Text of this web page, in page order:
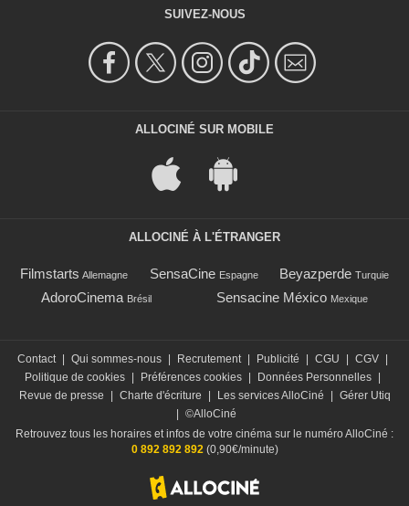
SUIVEZ-NOUS
ALLOCINÉ SUR MOBILE
ALLOCINÉ À L'ÉTRANGER
Filmstarts Allemagne SensaCine Espagne Beyazperde Turquie
AdoroCinema Brésil Sensacine México Mexique
Contact Qui sommes-nous Recrutement Publicité CGU CGV
Politique de cookies
Préférences cookies Données Personnelles
Revue de presse
Charte d'écriture Les services AlloCiné
Gérer Utiq
©AlloCiné
Retrouvez tous les horaires et infos de votre cinéma sur le numéro AlloCiné :
0 892 892 892(0,90€/minute)